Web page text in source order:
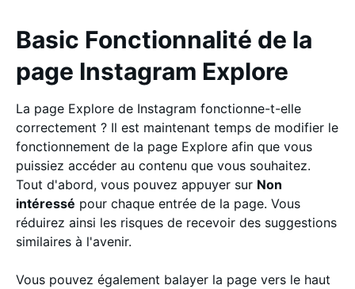
Basic Fonctionnalité de la
page Instagram Explore
La page Explore de Instagram fonctionne-t-elle
correctement ? Il est maintenant temps de modifier le
fonctionnement de la page Explore afin que vous
puissiez accéder au contenu que vous souhaitez.
Tout d'abord, vous pouvez appuyer sur Non
intéressé pour chaque entrée de la page. Vous
réduirez ainsi les risques de recevoir des suggestions
similaires à l'avenir.
Vous pouvez également balayer la page vers le haut